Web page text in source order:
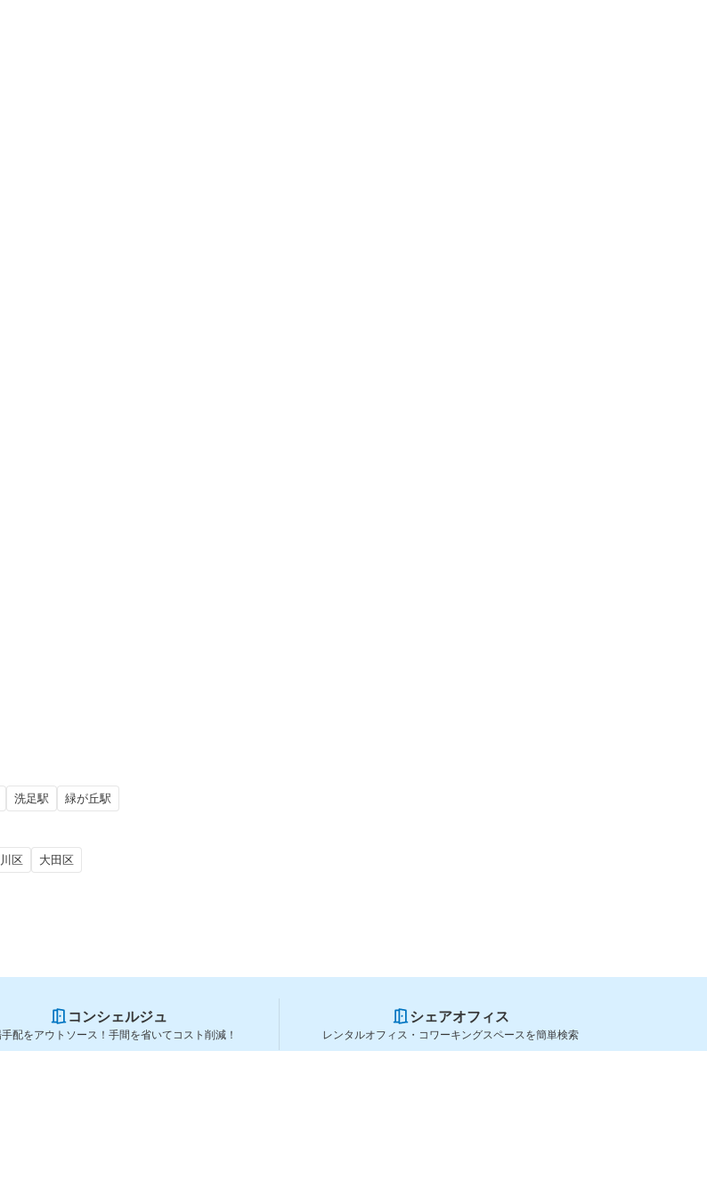
洗足駅 緑が丘駅
区 大田区
コンシェルジュ
配をアウトソース！手間を省いてコスト削減！
シェアオフィス
レンタルオフィス・コワーキングスペースを簡単検索